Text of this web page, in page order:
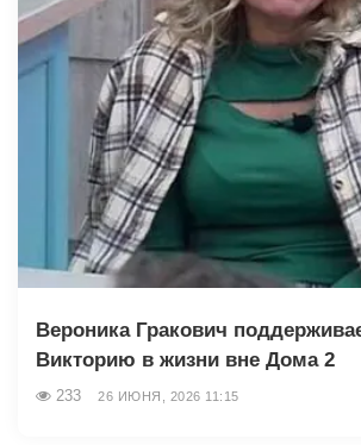
Вероника Гракович
Викторию в жизни вне Дома 2
233 26 ИЮНЯ, 2026 11:15